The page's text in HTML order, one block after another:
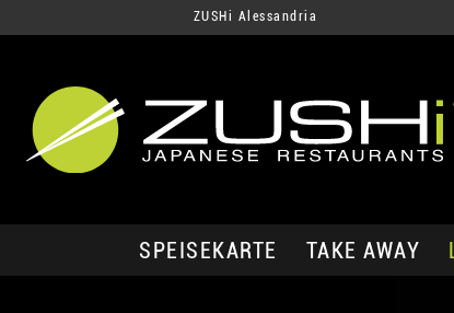
ZUSHi Alessandria
SPEISEKARTE TAKE AWAY